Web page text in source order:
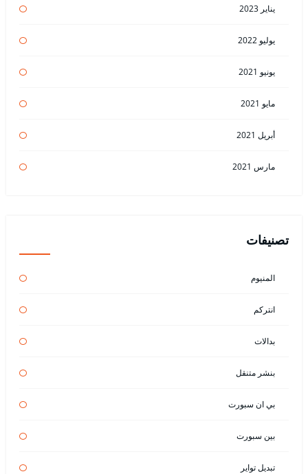
يناير 2023
يوليو 2022
يونيو 2021
مايو 2021
أبريل 2021
مارس 2021
تصنيفات
المنيوم
انتركم
بدالات
بنشر متنقل
بي ان سبورت
بين سبورت
تبديل تواير